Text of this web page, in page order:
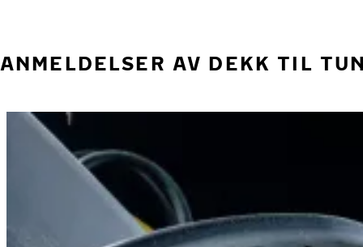
ANMELDELSER AV DEKK TIL